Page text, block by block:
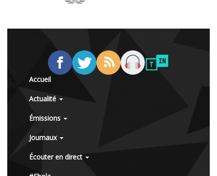
Accueil
Actualité
Émissions
Journaux
Écouter en direct